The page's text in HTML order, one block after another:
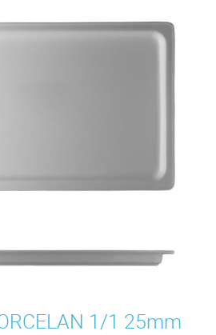
1/1 25mm